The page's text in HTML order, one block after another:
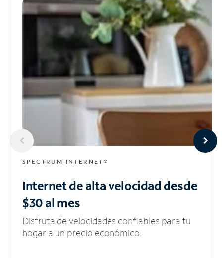
SPECTRUM INTERNET®
Internet de alta velocidaddesde
$30 al mes
Disfruta de velocidades confiables para tu
hogar a un precio económico.